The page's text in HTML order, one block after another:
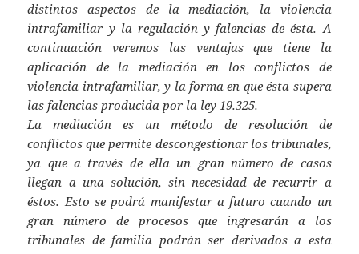
distintos aspectos de la mediación, la violencia
intrafamiliar y la regulación y falencias de ésta. A
continuación veremos las ventajas que tiene la
aplicación de la mediación en los conflictos de
violencia intrafamiliar, y la forma en que ésta supera
las falencias producida por la ley 19.325.
La mediación es un método de resolución de
conflictos que permite descongestionar los tribunales,
ya que a través de ella un gran número de casos
llegan a una solución, sin necesidad de recurrir a
éstos. Esto se podrá manifestar a futuro cuando un
gran número de procesos que ingresarán a los
tribunales de familia podrán ser derivados a esta